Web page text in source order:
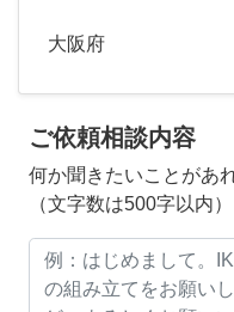
大阪府
ご依頼相談内容
何か聞きたいことがあ
（文字数は500字以内）